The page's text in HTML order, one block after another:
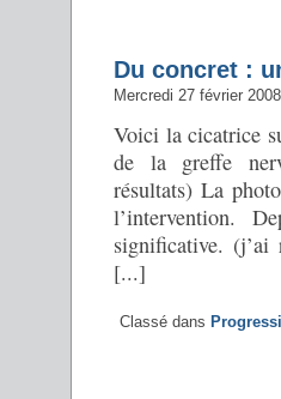
Du concret :
Mercredi 27 février 2008
Voici la cicatrice
de la greffe
résultats) La
l’intervention.
significative.
[...]
Classé dans